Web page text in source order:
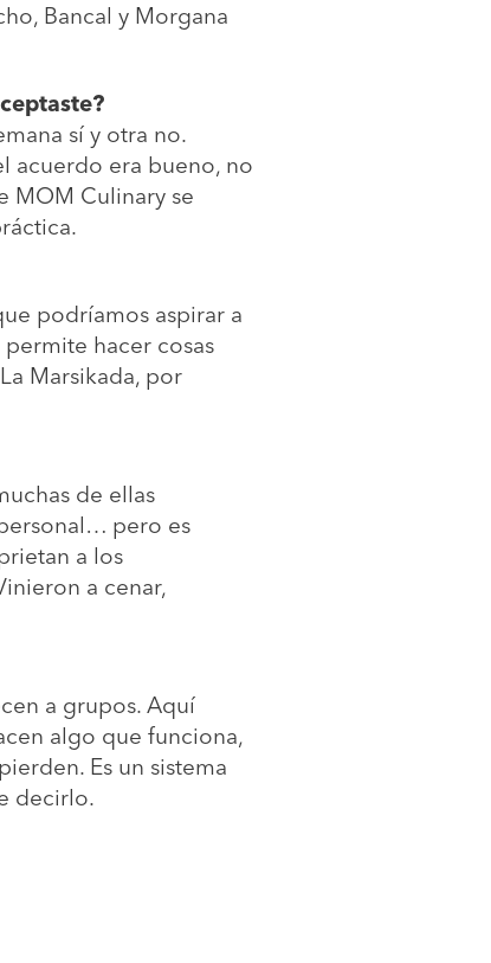
Bancal y Morgana
sí y otra no.
acuerdo era bueno, no
MOM Culinary se
podríamos aspirar a
hacer cosas
Marsikada, por
de ellas
pero es
a los
a cenar,
a grupos. Aquí
algo que funciona,
Es un sistema
decirlo.